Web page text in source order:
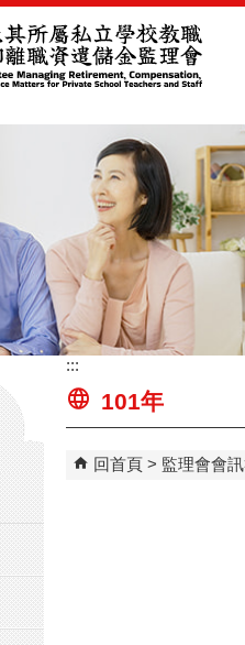
:::
101年
回首頁 監理會會訊